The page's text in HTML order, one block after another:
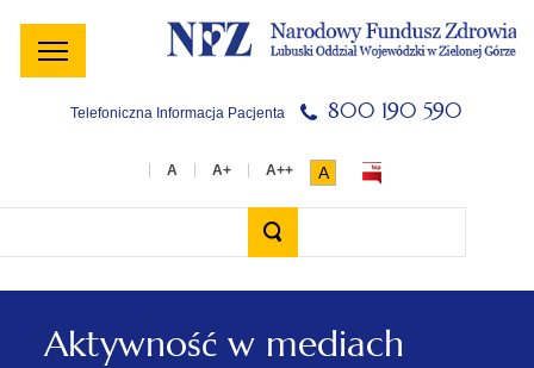
Menu
główne
Menu
lewe
Treść
główna
Szukaj
w
serwisie
Stopka
Telefoniczna Informacja Pacjenta 800 190 590
A
Aktywność w mediach